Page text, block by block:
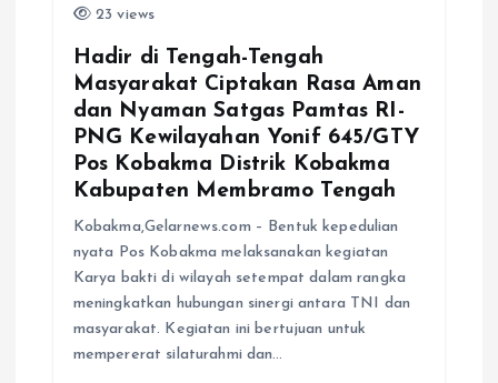
23 views
Hadir di Tengah-Tengah
Masyarakat Ciptakan Rasa Aman
dan Nyaman Satgas Pamtas RI-
PNG Kewilayahan Yonif 645/GTY
Pos Kobakma Distrik Kobakma
Kabupaten Membramo Tengah
Kobakma,Gelarnews.com – Bentuk kepedulian
nyata Pos Kobakma melaksanakan kegiatan
Karya bakti di wilayah setempat dalam rangka
meningkatkan hubungan sinergi antara TNI dan
masyarakat. Kegiatan ini bertujuan untuk
mempererat silaturahmi dan…